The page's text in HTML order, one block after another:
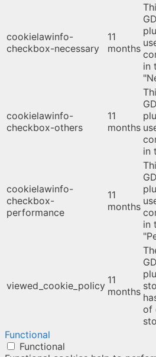
cookielawinfo-
checkbox-necessary
11
months
in
cookielawinfo-
checkbox-others
11
months
in
cookielawinfo-
checkbox-
performance
11
months
in
viewed_cookie_policy 11
months
of
Functional
Functional